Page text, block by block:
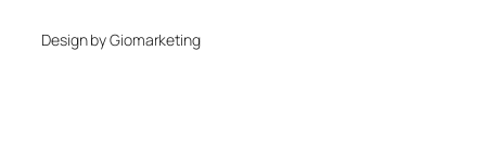
Design by Giomarketing